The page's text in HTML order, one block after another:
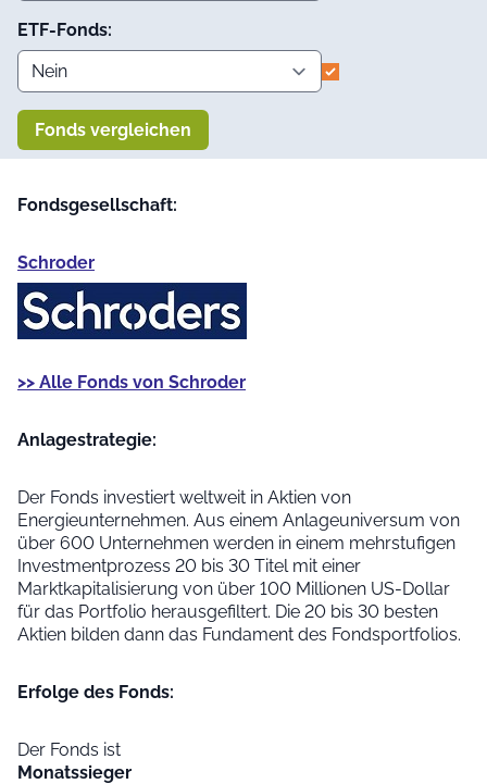
ETF-Fonds:
Fonds vergleichen
Fondsgesellschaft:
Schroder
>> Alle Fonds von Schroder
Anlage­strategie:
Der Fonds investiert weltweit in Aktien von
Energieunternehmen. Aus einem Anlageuniversum von
über 600 Unternehmen werden in einem mehrstufigen
Investmentprozess 20 bis 30 Titel mit einer
Marktkapitalisierung von über 100 Millionen US-Dollar
für das Portfolio herausgefiltert. Die 20 bis 30 besten
Aktien bilden dann das Fundament des Fondsportfolios.
Erfolge des Fonds:
Der Fonds ist
Monatssieger